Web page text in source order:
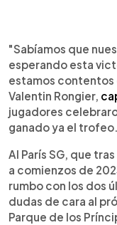
"Sabíamos que
esperando esta
estamos
Valentin Rongier,
jugadores
ganado ya el trofeo.
Al París SG, que
a comienzos de
rumbo con los dos
dudas de cara al
Parque de los